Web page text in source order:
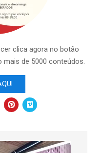
clica agora no botão
mais de 5000 conteúdos.